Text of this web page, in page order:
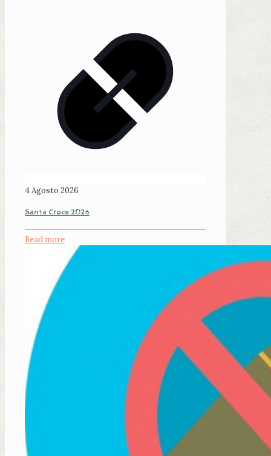
4 Agosto 2026
Santa Croce 2026
Read more